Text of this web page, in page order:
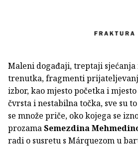
Maleni događaji, treptaji sjećanja
trenutka, fragmenti
izbor, kao mjesto početka i
čvrsta i nestabilna točka, sve su
se množe priče, oko kojega se
prozamaSemezdina
radi o susretu s Márquezom u